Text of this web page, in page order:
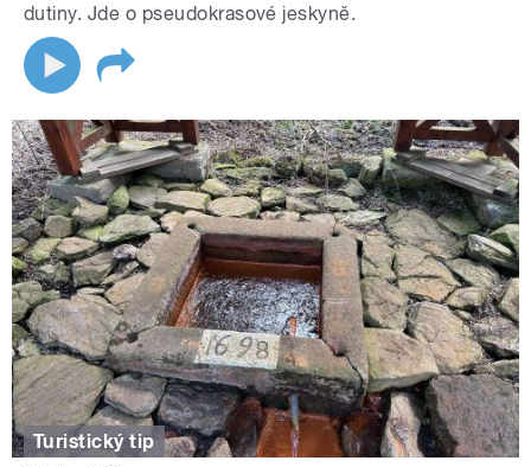
dutiny. Jde o pseudokrasové jeskyně.
Turistický tip